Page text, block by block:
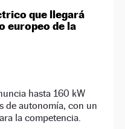
que llegará
europeo de la
hasta 160 kW
de autonomía, con un
la competencia.